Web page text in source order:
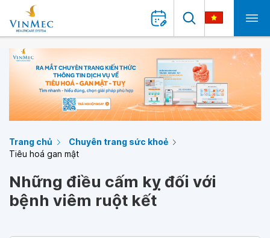
Trang chủ
Chuyên trang sức khoẻ
Tiêu hoá gan mật
Những điều cấm kỵ đối với
bệnh viêm ruột kết